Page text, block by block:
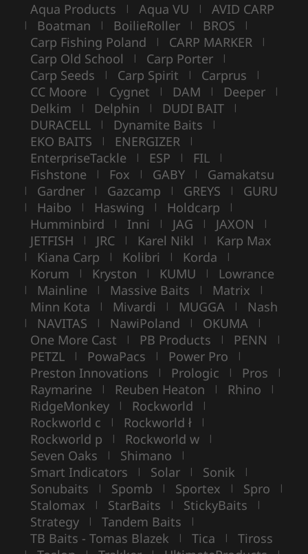
Aqua Products | Aqua VU | AVID CARP
| Boatman | BoilieRoller | BROS |
Carp Fishing Poland | CARP MARKER |
Carp Old School | Carp Porter |
Carp Seeds | Carp Spirit | Carprus |
CC Moore | Cygnet | DAM | Deeper |
Delkim | Delphin | DUDI BAIT |
DURACELL | Dynamite Baits |
EKO BAITS | ENERGIZER |
EnterpriseTackle | ESP | FIL |
Fishstone | Fox | GABY | Gamakatsu
| Gardner | Gazcamp | GREYS | GURU
| Haibo | Haswing | Holdcarp |
Humminbird | Inni | JAG | JAXON |
JETFISH | JRC | Karel Nikl | Karp Max
| Kiana Carp | Kolibri | Korda |
Korum | Kryston | KUMU | Lowrance
| Mainline | Massive Baits | Matrix |
Minn Kota | Mivardi | MUGGA | Nash
| NAVITAS | NawiPoland | OKUMA |
One More Cast | PB Products | PENN |
PETZL | PowaPacs | Power Pro |
Preston Innovations | Prologic | Pros |
Raymarine | Reuben Heaton | Rhino |
RidgeMonkey | Rockworld |
Rockworld c | Rockworld ł |
Rockworld p | Rockworld w |
Seven Oaks | Shimano |
Smart Indicators | Solar | Sonik |
Sonubaits | Spomb | Sportex | Spro |
Stalomax | StarBaits | StickyBaits |
Strategy | Tandem Baits |
TB Baits - Tomas Blazek | Tica | Tiross